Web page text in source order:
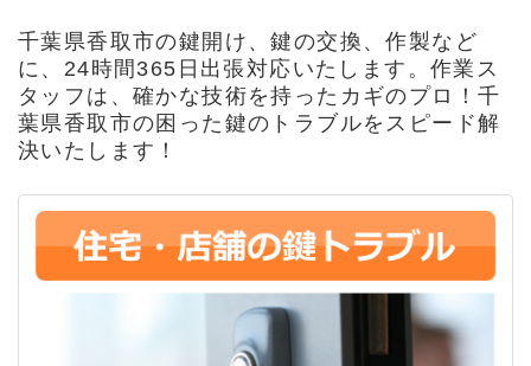
千葉県香取市の鍵開け、鍵の交換、作製など
に、24時間365日出張対応いたします。作業ス
タッフは、確かな技術を持ったカギのプロ！千
葉県香取市の困った鍵のトラブルをスピード解
決いたします！